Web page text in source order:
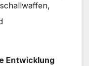
,
Entwicklung